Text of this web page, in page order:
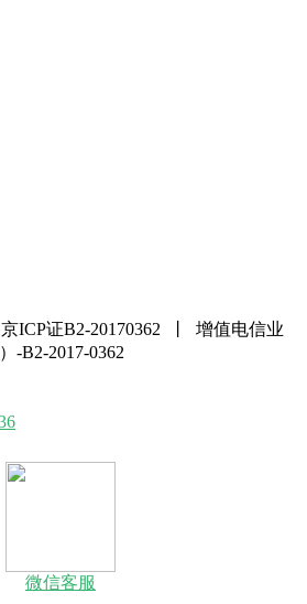
ICP证B2-20170362 丨 增值电信业
-B2-2017-0362
微信客服